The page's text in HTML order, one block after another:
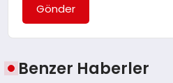
Gönder
Benzer Haberler